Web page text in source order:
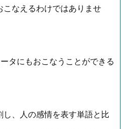
なえるわけではありませ
タにもおこなうことができる
、人の感情を表す単語と比